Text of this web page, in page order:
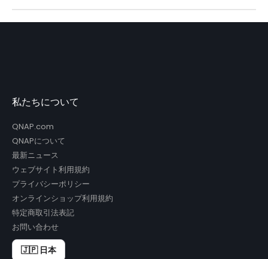
私たちについて
QNAP.com
QNAPについて
最新ニュース
ウェブサイト利用規約
プライバシーポリシー
オンラインショップ利用規約
特定商取引法表記
お問い合わせ
🇯🇵 日本